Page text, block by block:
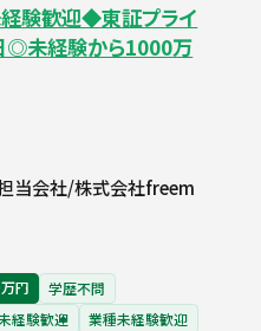
経験歓迎◆東証プライ
未経験から1000万
担当会社/株式会社freem
円
学歴不問
経験歓迎
業種未経験歓迎